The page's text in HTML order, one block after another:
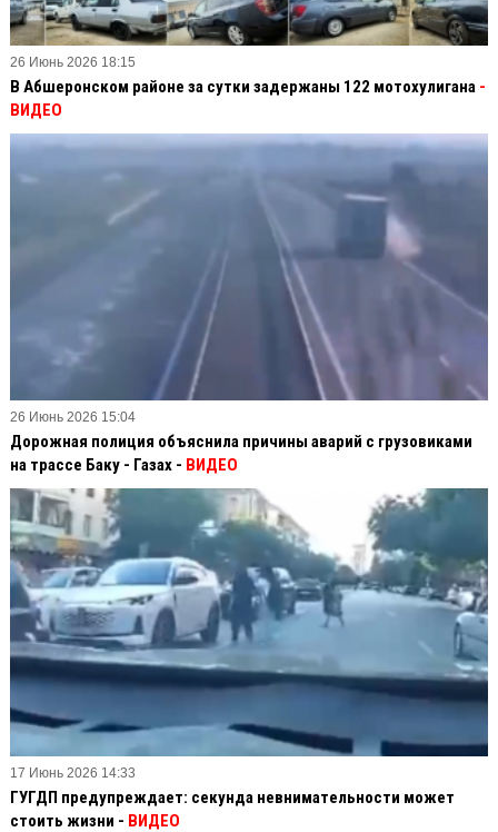
26 Июнь 2026 18:15
В Абшеронском районе за сутки задержаны 122 мотохулигана -
ВИДЕО
26 Июнь 2026 15:04
Дорожная полиция объяснила причины аварий с грузовиками
на трассе Баку - Газах - ВИДЕО
17 Июнь 2026 14:33
ГУГДП предупреждает: секунда невнимательности может
стоить жизни - ВИДЕО